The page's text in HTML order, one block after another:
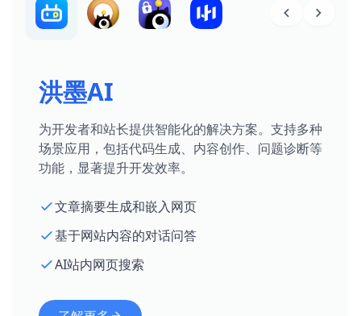
洪墨AI
为开发者和站长提供智能化的解决方案。支持多种
场景应用，包括代码生成、内容创作、问题诊断等
功能，显著提升开发效率。
文章摘要生成和嵌入网页
基于网站内容的对话问答
AI站内网页搜索